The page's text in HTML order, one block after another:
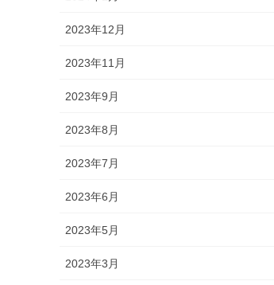
2023年12月
2023年11月
2023年9月
2023年8月
2023年7月
2023年6月
2023年5月
2023年3月